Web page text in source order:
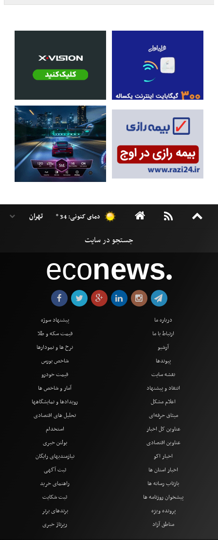
دمای کنونی: 34 °
econews●
درباره ما
ارتباط با ما
آرشیو
پیوندها
نقشه سایت
انتقاد و پیشنهاد
اعلام مشکل
میثاق حرفه‌ای
پیشنهاد سوژه
قیمت سکه و طلا
نرخ ها و نمودارها
شاخص بورس
قیمت خودرو
آمار و شاخص ها
رویدادها و نمایشگاهها
تحلیل های اقتصادی
عناوین کل اخبار
عناوین اقتصادی
اخبار اکو
اخبار استان ها
بازتاب رسانه ها
پیشخوان روزنامه ها
پرونده ویژه
مناطق آزاد
استخدام
بولتن خبری
نیازمندیهای رایگان
ثبت آگهی
راهنمای خرید
ثبت شکایت
برندهای برتر
رپرتاژ خبری